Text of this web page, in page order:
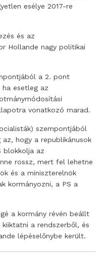
esélye 2017-re
és az
Hollande nagy politikai
a 2. pont
esetleg az
vonatkozó marad.
szempontjából
hogy a republikánusok
blokkolja az
rossz, mert fel lehetne
és a miniszterelnök
kormányozni, a PS a
a kormány révén beállt
a rendszerből, és
lépéselőnybe került.